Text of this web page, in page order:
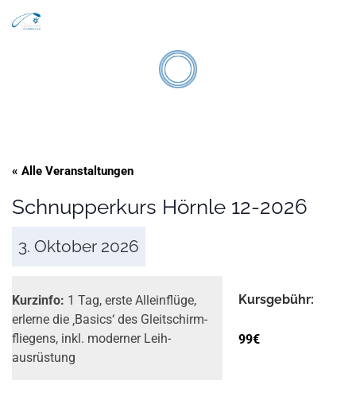
Zum Inhalt springen
« Alle Veranstaltungen
Schnupperkurs Hörnle 12-2026
3. Oktober 2026
Kurzinfo: 1 Tag, erste Alleinflüge,
erlerne die ‚Basics‘ des Gleitschirm­­
fliegens, inkl. moderner Leih­
ausrüstung
Kurs­gebühr:
99€